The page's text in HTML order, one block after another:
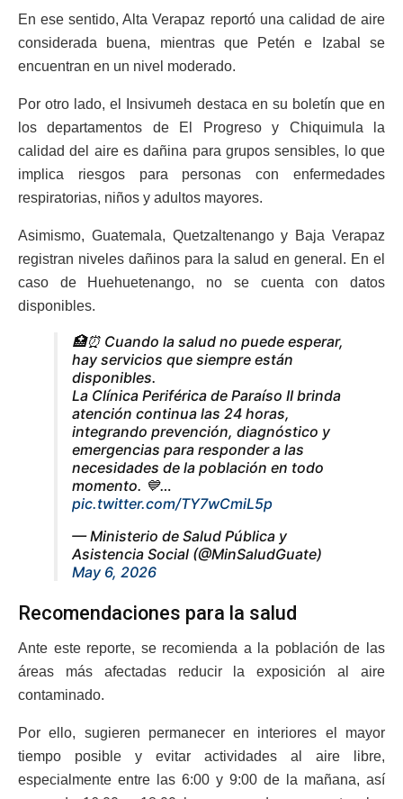
En ese sentido, Alta Verapaz reportó una calidad de aire
considerada buena, mientras que Petén e Izabal se
encuentran en un nivel moderado.
Por otro lado, el Insivumeh destaca en su boletín que en
los departamentos de El Progreso y Chiquimula la
calidad del aire es dañina para grupos sensibles, lo que
implica riesgos para personas con enfermedades
respiratorias, niños y adultos mayores.
Asimismo, Guatemala, Quetzaltenango y Baja Verapaz
registran niveles dañinos para la salud en general. En el
caso de Huehuetenango, no se cuenta con datos
disponibles.
🏥⏰ Cuando la salud no puede esperar,
hay servicios que siempre están
disponibles.
La Clínica Periférica de Paraíso II brinda
atención continua las 24 horas,
integrando prevención, diagnóstico y
emergencias para responder a las
necesidades de la población en todo
momento. 💙…
pic.twitter.com/TY7wCmiL5p
— Ministerio de Salud Pública y
Asistencia Social (@MinSaludGuate)
May 6, 2026
Recomendaciones para la salud
Ante este reporte, se recomienda a la población de las
áreas más afectadas reducir la exposición al aire
contaminado.
Por ello, sugieren permanecer en interiores el mayor
tiempo posible y evitar actividades al aire libre,
especialmente entre las 6:00 y 9:00 de la mañana, así